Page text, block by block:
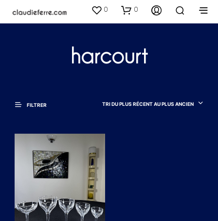
0 0
harcourt
FILTRER TRI DU PLUS RÉCENT AU PLUS ANCIEN